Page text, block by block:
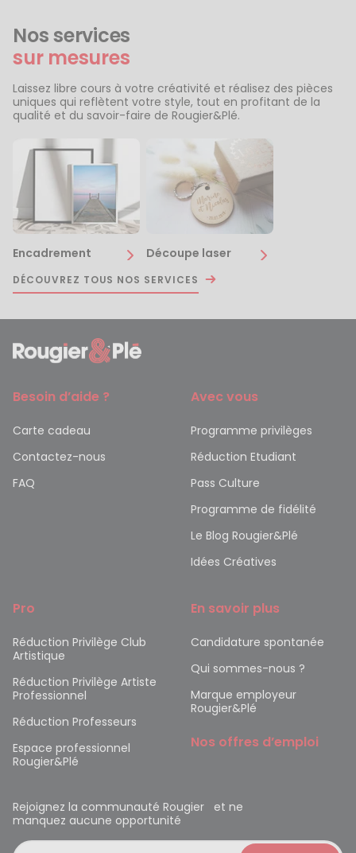
Nos services
sur mesures
Laissez libre cours à votre créativité et réalisez des pièces
uniques qui reflètent votre style, tout en profitant de la
qualité et du savoir-faire de Rougier&Plé.
Encadrement Découpe laser
DÉCOUVREZ TOUS NOS SERVICES
Besoin d’aide ?
Carte cadeau
Contactez-nous
FAQ
Avec vous
Programme privilèges
Réduction Etudiant
Pass Culture
Programme de fidélité
Le Blog Rougier&Plé
Idées Créatives
Pro
Réduction Privilège Club
Artistique
Réduction Privilège Artiste
Professionnel
Réduction Professeurs
Espace professionnel
Rougier&Plé
En savoir plus
Candidature spontanée
Qui sommes-nous ?
Marque employeur
Rougier&Plé
Nos offres d’emploi
Rejoignez la communauté Rougier et ne
manquez aucune opportunité